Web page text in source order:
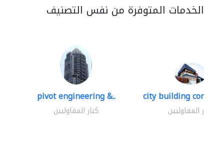
الخدمات المتوفرة من نفس التصنيف
pivot engineering &..
كبار المقاوليين
city building
كبار المقاوليين